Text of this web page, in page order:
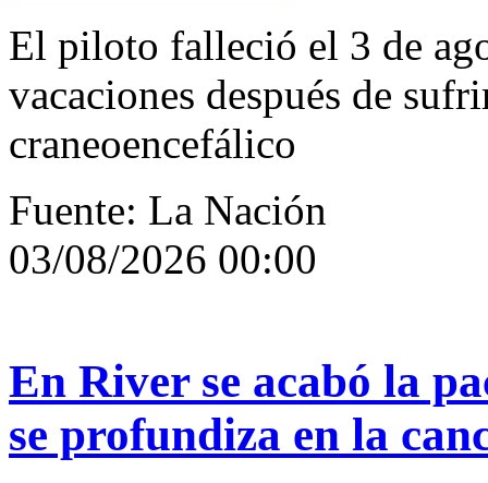
El piloto falleció el 3 de
vacaciones después de
craneoencefálico
Fuente: La Nación
03/08/2026 00:00
En River se acabó la
se profundiza en la